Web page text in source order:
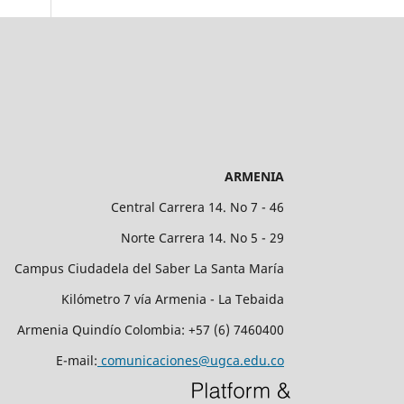
ARMENIA
Central Carrera 14. No 7 - 46
Norte Carrera 14. No 5 - 29
Campus Ciudadela del Saber La Santa María
Kilómetro 7 vía Armenia - La Tebaida
Armenia Quindío Colombia: +57 (6) 7460400
E-mail: comunicaciones@ugca.edu.co